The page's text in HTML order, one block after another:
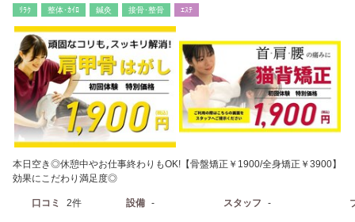
ﾘﾗｸ 整体･ｶｲﾛ 鍼灸 接骨･整骨 ｴｽﾃ
本日空き◎休憩中やお仕事終わりもOK!【骨盤矯正￥1900/全身矯正￥3900】
効果にこだわり満足度◎
口コミ 2件 設備 - スタッフ -